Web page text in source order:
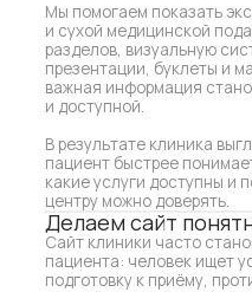
В результате клиника
пациент быстрее понимает,
какие услуги доступны и
центру можно доверять.
Делаем сайт
Сайт клиники часто
пациента: человек ищет
подготовку к приёму,
способ записаться. Если
теряется ещё до обращения.
Мы проектируем сайт так,
сориентироваться: понять
познакомиться с врачами,
и быстро перейти к записи.
работает вместе со